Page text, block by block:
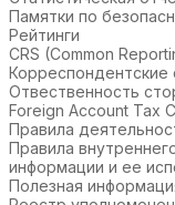
Памятки по
Рейтинги
CRS (Common
Корреспондентские
Отвественность
Foreign Account Tax
Правила
Правила
информации и ее
Полезная